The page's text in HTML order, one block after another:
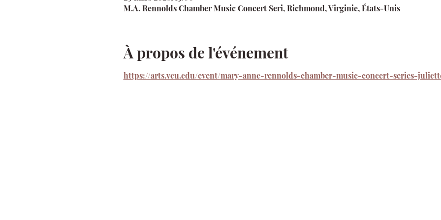
M.A. Rennolds Chamber Music Concert Seri, Richmond, Virginie, États-Unis
À propos de l'événement
https://arts.vcu.edu/event/mary-anne-rennolds-chamber-music-concert-series-